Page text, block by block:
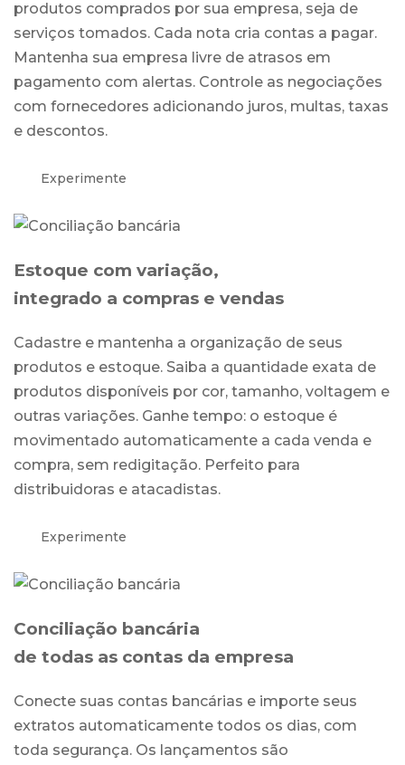
produtos comprados por sua empresa, seja de
serviços tomados. Cada nota cria contas a pagar.
Mantenha sua empresa livre de atrasos em
pagamento com alertas. Controle as negociações
com fornecedores adicionando juros, multas, taxas
e descontos.
Experimente
Estoque com variação,
integrado a compras e vendas
Cadastre e mantenha a organização de seus
produtos e estoque. Saiba a quantidade exata de
produtos disponíveis por cor, tamanho, voltagem e
outras variações. Ganhe tempo: o estoque é
movimentado automaticamente a cada venda e
compra, sem redigitação. Perfeito para
distribuidoras e atacadistas.
Experimente
Conciliação bancária
de todas as contas da empresa
Conecte suas contas bancárias e importe seus
extratos automaticamente todos os dias, com
toda segurança. Os lançamentos são